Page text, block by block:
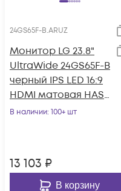
24GS65F-B.ARUZ
Монитор LG 23.8"
UltraWide 24GS65F-B
черный IPS LED 16:9
HDMI матовая HAS
300cd 178гр/178гр
В наличии: 100+ шт
13 103 ₽
В корзину